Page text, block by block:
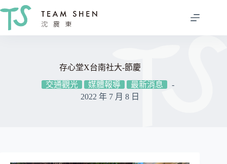
跳
存心堂X台南社大-節慶
交通觀光
媒體報導
最新消息
2022 年 7 月 8 日